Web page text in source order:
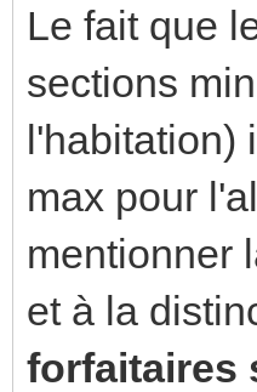
Le fait que
sections
l'habitation)
max pour
mentionner
et à la
forfaitaires